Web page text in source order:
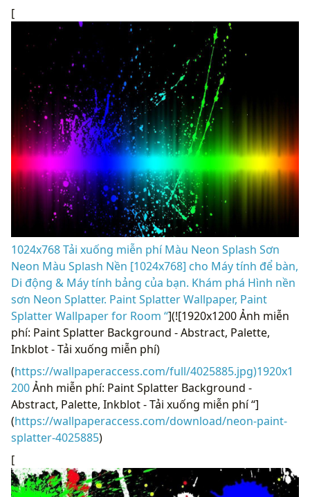
[
1024x768 Tải xuống miễn phí Màu Neon Splash Sơn
Neon Màu Splash Nền [1024x768] cho Máy tính để bàn,
Di động & Máy tính bảng của bạn. Khám phá Hình nền
sơn Neon Splatter. Paint Splatter Wallpaper, Paint
Splatter Wallpaper for Room “](![1920x1200 Ảnh miễn
phí: Paint Splatter Background - Abstract, Palette,
Inkblot - Tải xuống miễn phí)
(https://wallpaperaccess.com/full/4025885.jpg)1920x1
200Ảnh miễn phí: Paint Splatter Background -
Abstract, Palette, Inkblot - Tải xuống miễn phí “]
(https://wallpaperaccess.com/download/neon-paint-
splatter-4025885)
[